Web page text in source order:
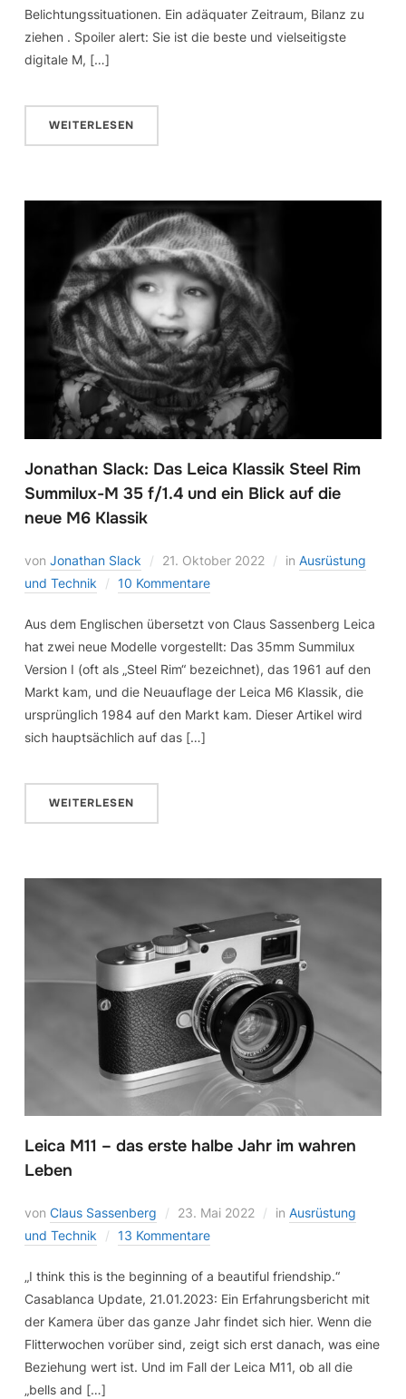
Belichtungssituationen. Ein adäquater Zeitraum, Bilanz zu
ziehen . Spoiler alert: Sie ist die beste und vielseitigste
digitale M, […]
WEITERLESEN
Jonathan Slack: Das Leica Klassik Steel Rim
Summilux-M 35 f/1.4 und ein Blick auf die
neue M6 Klassik
von Jonathan Slack 21. Oktober 2022 in Ausrüstung
und Technik
10 Kommentare
Aus dem Englischen übersetzt von Claus Sassenberg Leica
hat zwei neue Modelle vorgestellt: Das 35mm Summilux
Version I (oft als „Steel Rim“ bezeichnet), das 1961 auf den
Markt kam, und die Neuauflage der Leica M6 Klassik, die
ursprünglich 1984 auf den Markt kam. Dieser Artikel wird
sich hauptsächlich auf das […]
WEITERLESEN
Leica M11 – das erste halbe Jahr im wahren
Leben
von Claus Sassenberg 23. Mai 2022 in Ausrüstung
und Technik
13 Kommentare
„I think this is the beginning of a beautiful friendship.“
Casablanca Update, 21.01.2023: Ein Erfahrungsbericht mit
der Kamera über das ganze Jahr findet sich hier. Wenn die
Flitterwochen vorüber sind, zeigt sich erst danach, was eine
Beziehung wert ist. Und im Fall der Leica M11, ob all die
„bells and […]